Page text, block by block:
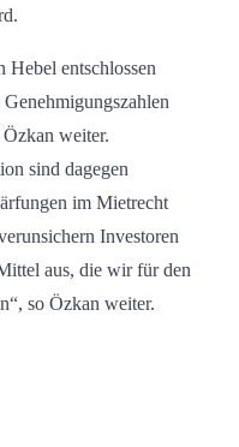
Hebel entschlossen
weiter.
sind dagegen
im Mietrecht
Investoren
aus, die wir für den
so Özkan weiter.